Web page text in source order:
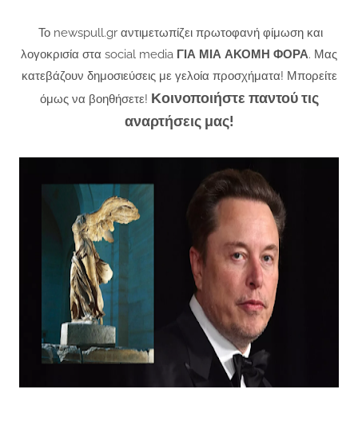
Το newspull.gr αντιμετωπίζει πρωτοφανή φίμωση και
λογοκρισία στα social media ΓΙΑ ΜΙΑ ΑΚΟΜΗ ΦΟΡΑ. Μας
κατεβάζουν δημοσιεύσεις με γελοία προσχήματα! Μπορείτε
όμως να βοηθήσετε! Κοινοποιήστε παντού τις
αναρτήσεις μας!